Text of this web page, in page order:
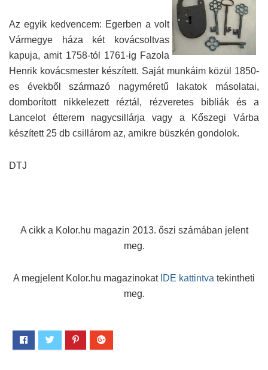
Az egyik kedvencem: Egerben a volt
Vármegye háza két kovácsoltvas
kapuja, amit 1758-tól 1761-ig Fazola
Henrik kovácsmester készített. Saját munkáim közül 1850-
es évekből származó nagyméretű lakatok másolatai,
domborított nikkelezett réztál, rézveretes bibliák és a
Lancelot étterem nagycsillárja vagy a Kőszegi Várba
készített 25 db csillárom az, amikre büszkén gondolok.
DTJ
A cikk a Kolor.hu magazin 2013. őszi számában jelent
meg.
A megjelent Kolor.hu magazinokat IDE kattintva tekintheti
meg.